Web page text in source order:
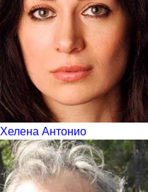
Хелена Антонио